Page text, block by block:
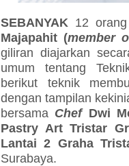
SEBANYAK 12
Majapahit (member
giliran diajarkan
umum tentang
berikut teknik
dengan tampilan
bersama ChefDwi
Pastry Art Tristar
Lantai 2 Graha
Surabaya.